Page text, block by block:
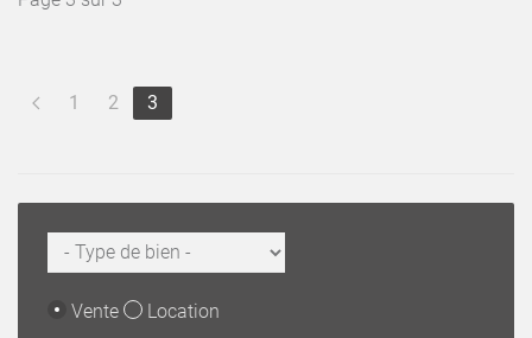
1 2 3
Vente Location